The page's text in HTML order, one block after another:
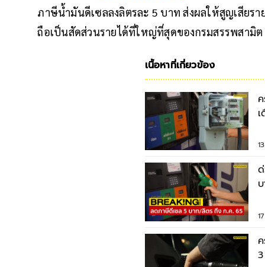
ภาษีน้ำมันดีเซลลงลิตรละ 5 บาท ส่งผลให้สูญเสียร
ถือเป็นสัดส่วนรายได้ที่ใหญ่ที่สุดของกรมสรรพสามิ
เนื้อหาที่เกี่ยวข้อง